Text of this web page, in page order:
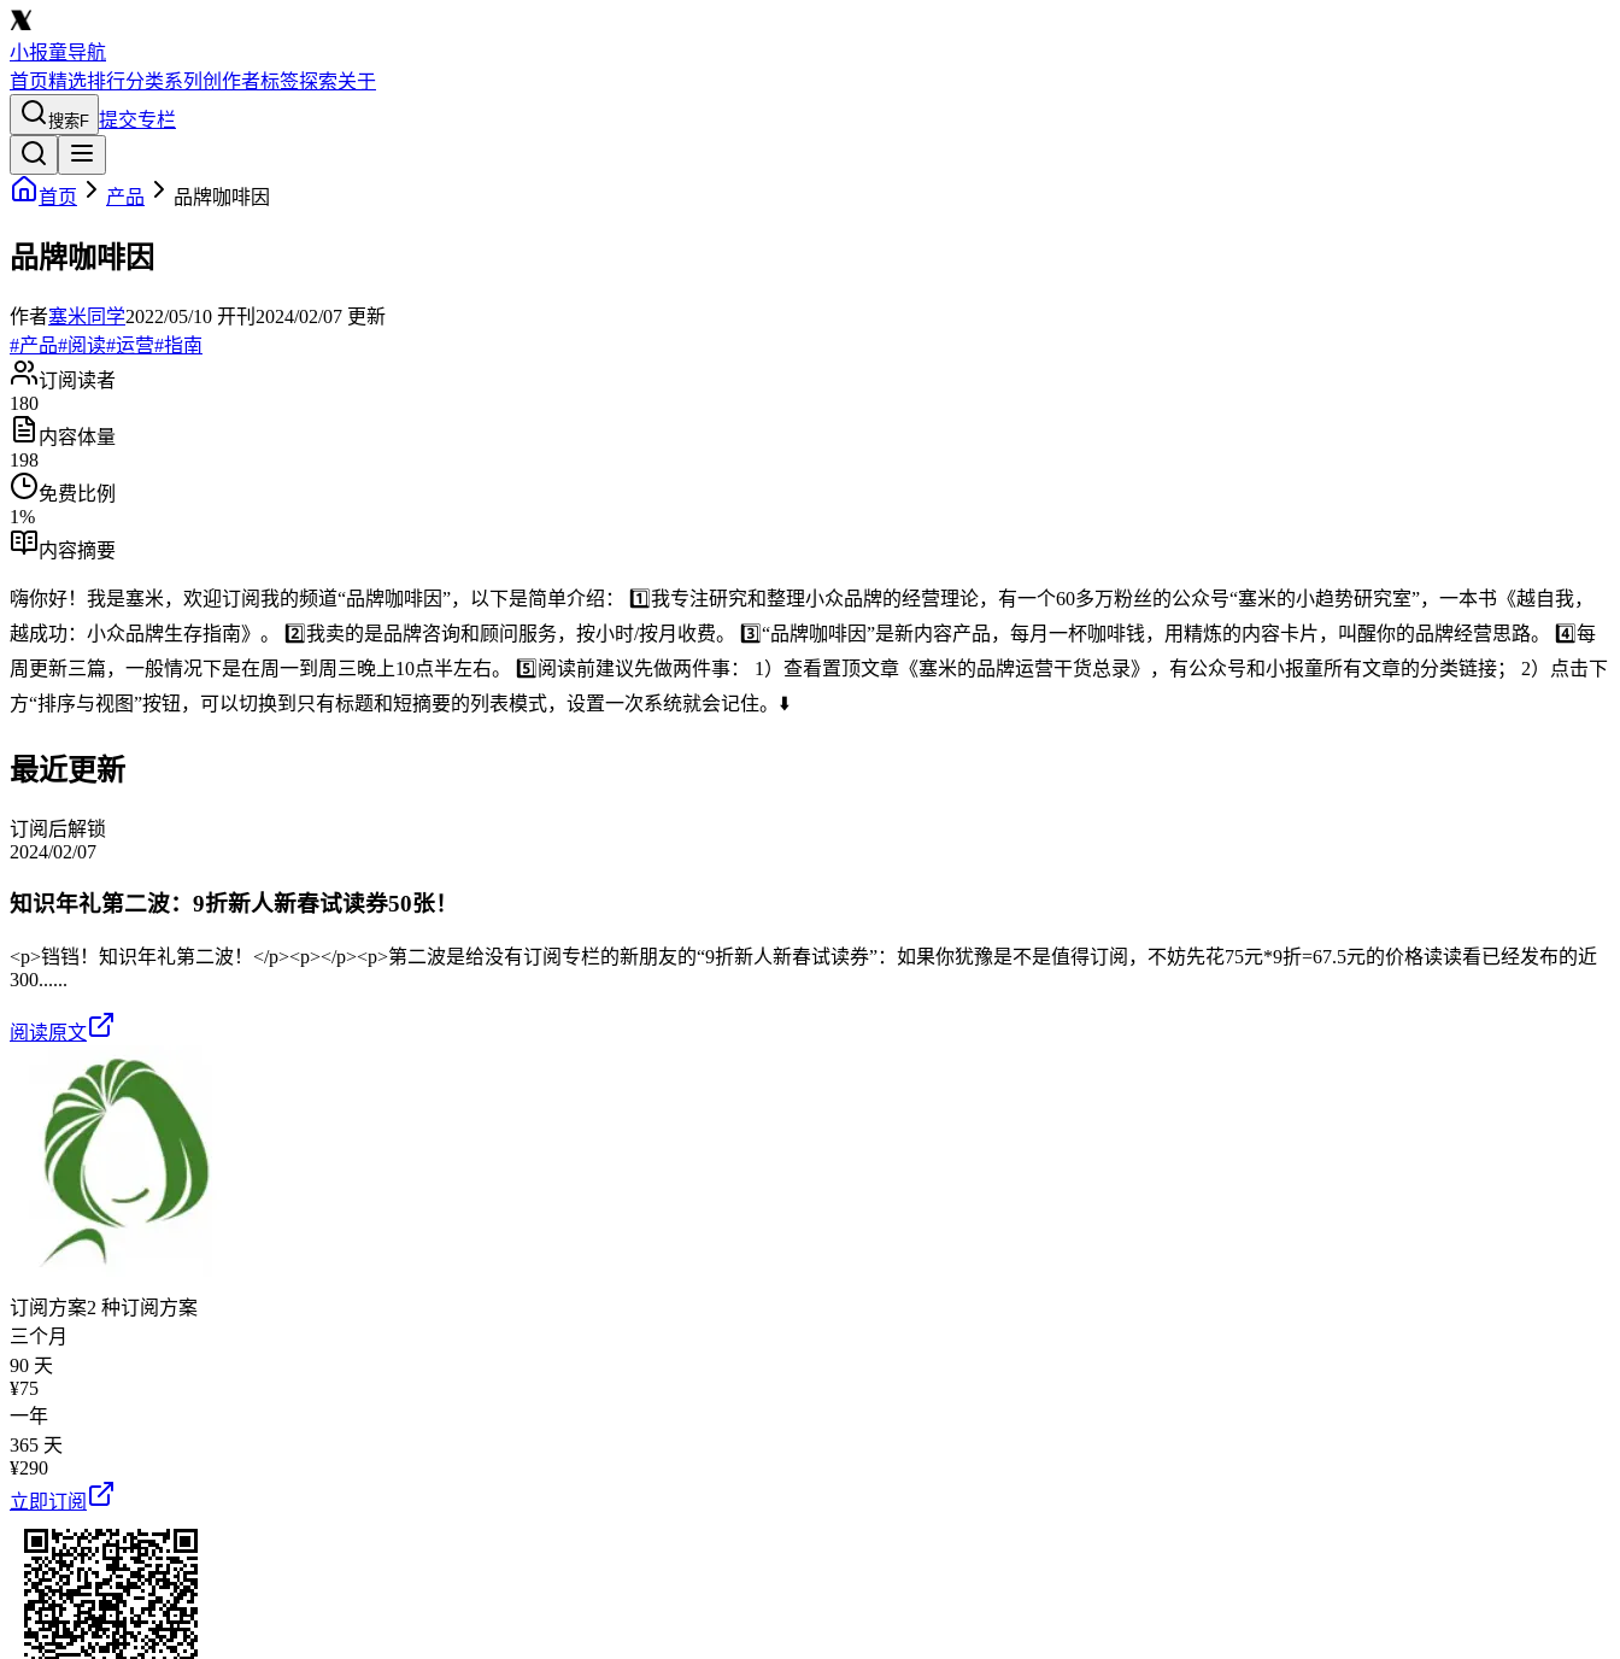
小报童导航
首页精选排行分类系列 创作者标签探索关于
搜索F 提交专栏
首页 产品 品牌咖啡因
品牌咖啡因
作者塞米同学2022/05/10 开刊 2024/02/07 更新
#产品#阅读#运营#指南
订阅读者
180
内容体量
198
免费比例
1%
内容摘要
嗨你好！我是塞米，欢迎订阅我的频道“品牌咖啡因”，以下是简单介绍： 1️⃣我专注研究和整理小众品牌的经营理论，有一个60多万粉丝的公众号“塞米的小趋势研究室”，一本书《越自我，
越成功：小众品牌生存指南》。 2️⃣我卖的是品牌咨询和顾问服务，按小时/按月收费。 3️⃣“品牌咖啡因”是新内容产品，每月一杯咖啡钱，用精炼的内容卡片，叫醒你的品牌经营思路。 4️⃣每
周更新三篇，一般情况下是在周一到周三晚上10点半左右。 5️⃣阅读前建议先做两件事： 1）查看置顶文章《塞米的品牌运营干货总录》，有公众号和小报童所有文章的分类链接； 2）点击下
方“排序与视图”按钮，可以切换到只有标题和短摘要的列表模式，设置一次系统就会记住。⬇️
最近更新
订阅后解锁
2024/02/07
知识年礼第二波：9折新人新春试读券50张！
<p>铛铛！知识年礼第二波！</p><p></p><p>第二波是给没有订阅专栏的新朋友的“9折新人新春试读券”：如果你犹豫是不是值得订阅，不妨先花75元*9折=67.5元的价格读读看已经发布的近
300......
阅读原文
订阅方案2 种订阅方案
三个月
90 天
¥75
一年
365 天
¥290
立即订阅